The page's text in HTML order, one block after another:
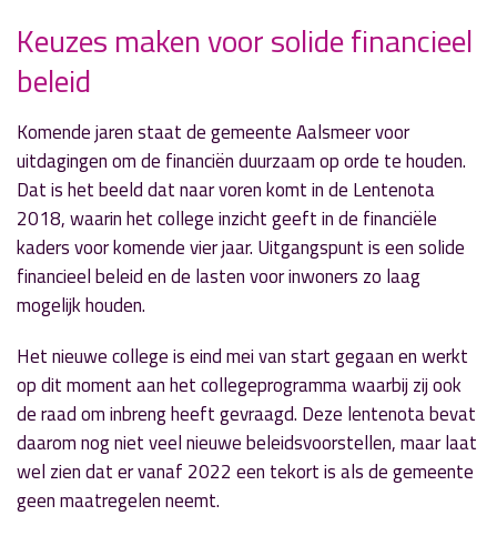
« Vorig nieuwsbericht
Hannah Fokkema nieuwe kinderburgemeester
19 juni 2018
» Volgend nieuwsbericht
Jongetje vast in boom Seringenpark
19 juni 2018
Keuzes maken voor solide financieel
beleid
Komende jaren staat de gemeente Aalsmeer voor
uitdagingen om de financiën duurzaam op orde te houden.
Dat is het beeld dat naar voren komt in de Lentenota
2018, waarin het college inzicht geeft in de financiële
kaders voor komende vier jaar. Uitgangspunt is een solide
financieel beleid en de lasten voor inwoners zo laag
mogelijk houden.
Het nieuwe college is eind mei van start gegaan en werkt
op dit moment aan het collegeprogramma waarbij zij ook
de raad om inbreng heeft gevraagd. Deze lentenota bevat
daarom nog niet veel nieuwe beleidsvoorstellen, maar laat
wel zien dat er vanaf 2022 een tekort is als de gemeente
geen maatregelen neemt.